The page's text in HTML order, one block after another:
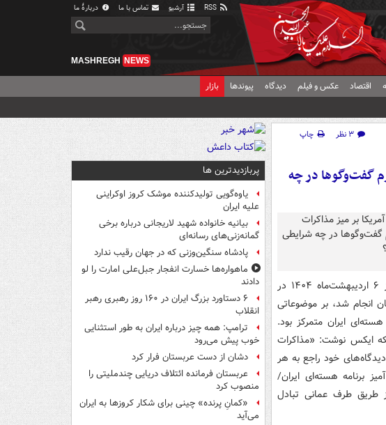
آرشیو تماس با ما دربارهٔ ما
MASHREGH NEWS
اقتصاد عکس و فیلم دیدگاه پیوندها بازار
۳ نظر
چاپ
گفت‌وگوها در چه
۶ اردیبهشت‌ماه ۱۴۰۴ در
انجام شد، بر موضوعاتی
ایران متمرکز بود.
ایکس نوشت: «مذاکرات
خود راجع به هر
برنامه هسته‌ای ایران/
طریق طرف عمانی تبادل
پربازدیدترین ها
یاوه‌گویی تولیدکننده موشک کروز اوکراینی
علیه ایران
بیانیه خانواده شهید لاریجانی درباره برخی
گمانه‌زنی‌های رسانه‌ای
پادشاه سنگین‌وزنی که در جهان رقیب ندارد
ماهواره‌ها خسارت انفجار جبل‌علی امارت را لو
دادند
۶ دستاورد بزرگ ایران در ۱۶۰ روز رهبری رهبر
انقلاب
ترامپ: همه چیز درباره ایران به طور استثنایی
خوب پیش می‌رود
دشان از دست عربستان فرار کرد
عربستان فرمانده ائتلاف دریایی چندملیتی را
منصوب کرد
«کمانِ پرنده» چینی برای شکار کروزها به ایران
می‌آید